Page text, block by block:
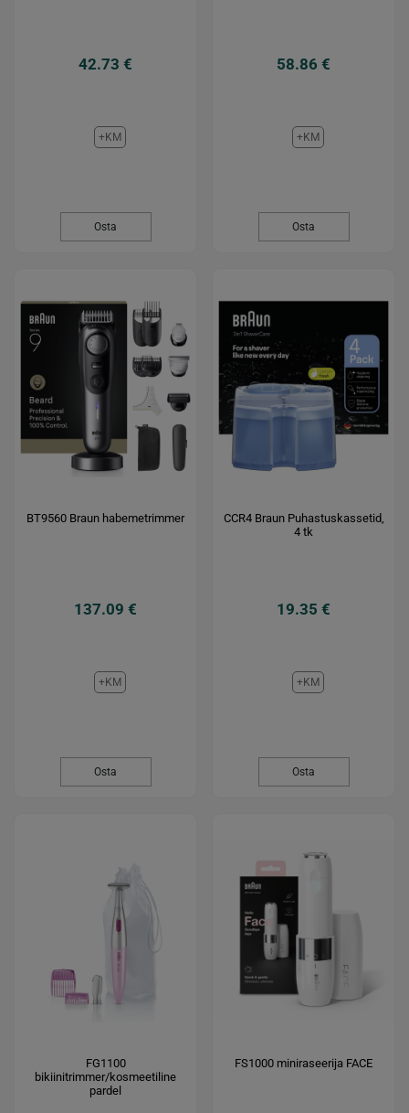
42.73 €
+KM
Osta
58.86 €
+KM
Osta
BT9560 Braun habemetrimmer
137.09 €
+KM
Osta
CCR4 Braun Puhastuskassetid,
4 tk
19.35 €
+KM
Osta
FG1100
bikiinitrimmer/kosmeetiline
pardel
FS1000 miniraseerija FACE